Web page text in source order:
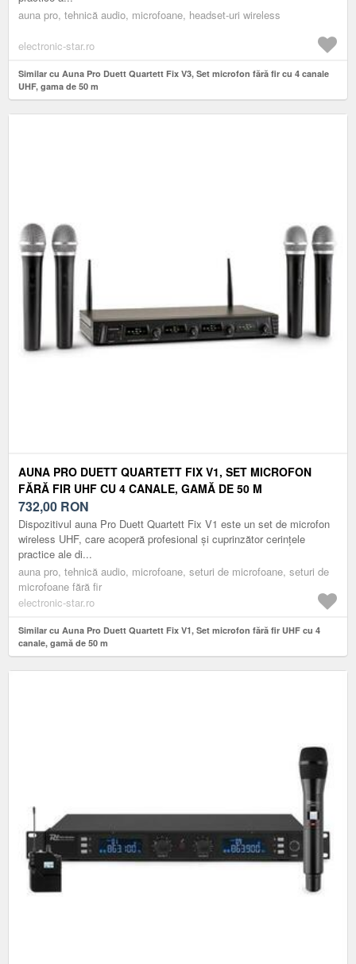
auna pro, tehnică audio, microfoane, headset-uri wireless
electronic-star.ro
Similar cu Auna Pro Duett Quartett Fix V3, Set microfon fără fir cu 4 canale
UHF, gama de 50 m
AUNA PRO DUETT QUARTETT FIX V1, SET MICROFON
FĂRĂ FIR UHF CU 4 CANALE, GAMĂ DE 50 M
732,00 RON
Dispozitivul auna Pro Duett Quartett Fix V1 este un set de microfon
wireless UHF, care acoperă profesional și cuprinzător cerințele
practice ale di...
auna pro, tehnică audio, microfoane, seturi de microfoane, seturi de
microfoane fără fir
electronic-star.ro
Similar cu Auna Pro Duett Quartett Fix V1, Set microfon fără fir UHF cu 4
canale, gamă de 50 m